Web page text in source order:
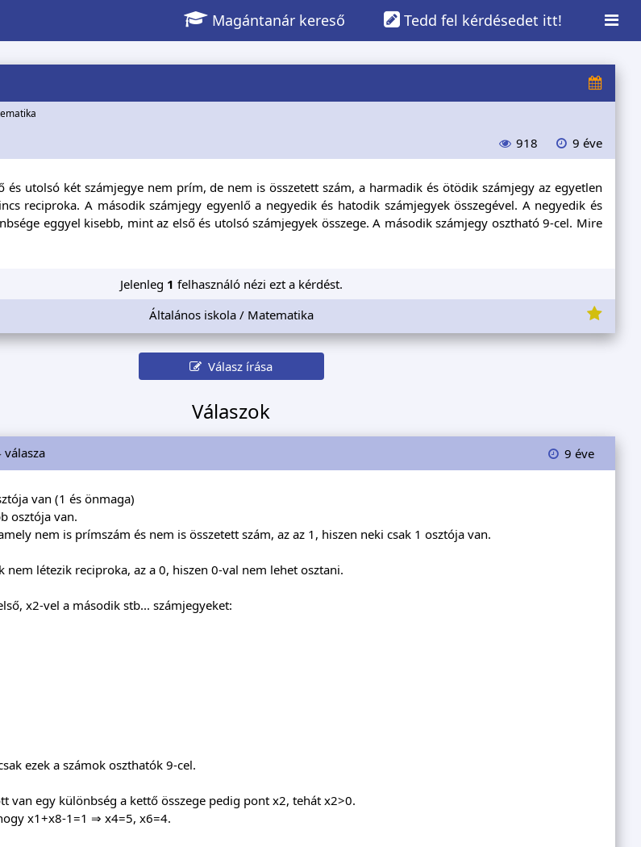
Tedd fel kérdésedet itt!
Magántanár kereső
918 9 éve
és utolsó két számjegye nem prím, de nem is összetett szám, a harmadik és ötödik számjegy az egyetlen
reciproka. A második számjegy egyenlő a negyedik és hatodik számjegyek összegével. A negyedik és
eggyel kisebb, mint az első és utolsó számjegyek összege. A második számjegy osztható 9-cel. Mire
Jelenleg 1 felhasználó nézi ezt a kérdést.
Általános iskola / Matematika
Válasz írása
Válaszok
válasza 9 éve
van (1 és önmaga)
osztója van.
nem is prímszám és nem is összetett szám, az az 1, hiszen neki csak 1 osztója van.
nem létezik reciproka, az a 0, hiszen 0-val nem lehet osztani.
x2-vel a második stb... számjegyeket:
ezek a számok oszthatók 9-cel.
van egy különbség a kettő összege pedig pont x2, tehát x2>0.
x1+x8-1=1 ⇒ x4=5, x6=4.